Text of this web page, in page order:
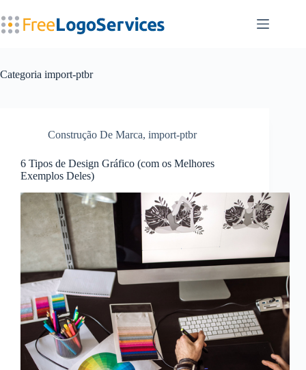
para
o
Categoria import-ptbr
Construção De Marca, import-ptbr
6 Tipos de Design Gráfico (com os Melhores
Exemplos Deles)